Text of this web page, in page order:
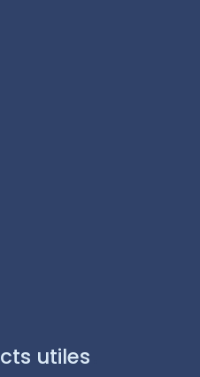
utiles